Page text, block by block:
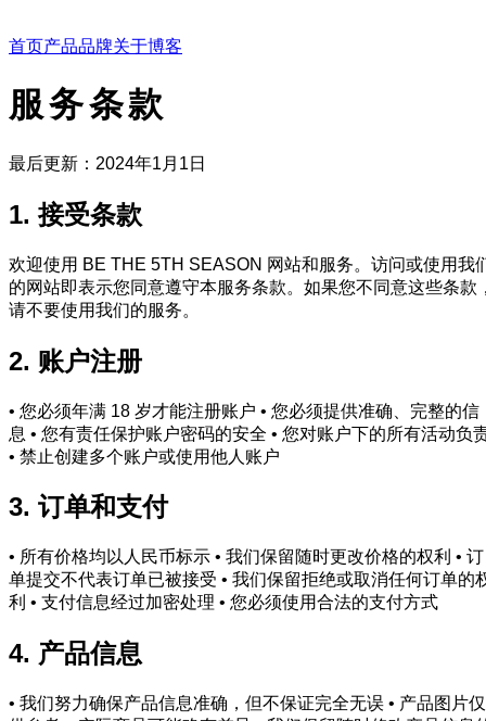
首页产品品牌关于博客
服务条款
最后更新：2024年1月1日
1. 接受条款
欢迎使用 BE THE 5TH SEASON 网站和服务。访问或使用我
的网站即表示您同意遵守本服务条款。如果您不同意这些条款
请不要使用我们的服务。
2. 账户注册
• 您必须年满 18 岁才能注册账户 • 您必须提供准确、完整的信
息 • 您有责任保护账户密码的安全 • 您对账户下的所有活动负
• 禁止创建多个账户或使用他人账户
3. 订单和支付
• 所有价格均以人民币标示 • 我们保留随时更改价格的权利 • 订
单提交不代表订单已被接受 • 我们保留拒绝或取消任何订单的
利 • 支付信息经过加密处理 • 您必须使用合法的支付方式
4. 产品信息
• 我们努力确保产品信息准确，但不保证完全无误 • 产品图片仅